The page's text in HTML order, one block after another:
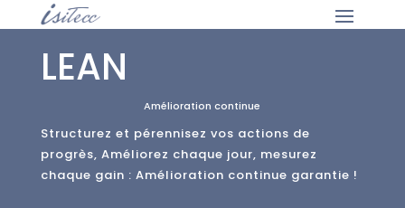
LEAN
Amélioration continue
Structurez et pérennisez vos actions de
progrès, Améliorez chaque jour, mesurez
chaque gain : Amélioration continue garantie !